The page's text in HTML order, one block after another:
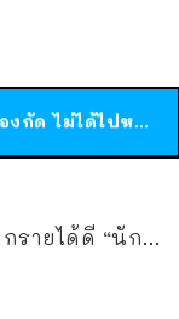
ได้เวลาเด็กหนวดรวมตัว RF Online Next เปิดให้เล่นแล้ว เกม Sci-Fi MMORPG ระดับตำนาน เล่นได้ทั้งมือถือและ PC
” รับจุกๆ 7,600 บาท/คืน รวยแน่แค่ใจถึง